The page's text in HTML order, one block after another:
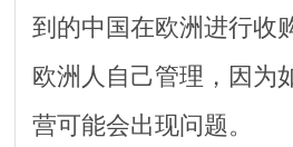
到的中国在欧洲进行收
欧洲人自己管理，因为
营可能会出现问题。